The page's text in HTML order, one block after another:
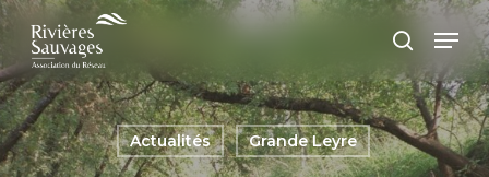
Panneau de gestion des cookies
Passer
au
contenu
principal
Menu
Actualités Grande Leyre